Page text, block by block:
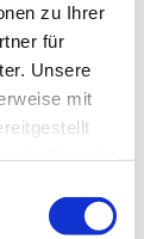
zu Ihrer
für
Unsere
mit
38,